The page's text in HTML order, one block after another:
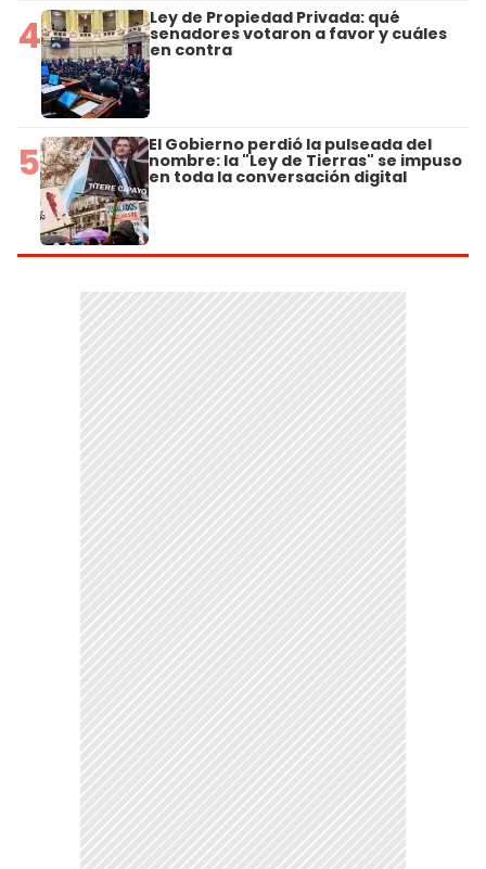
4 Ley de Propiedad Privada: qué
senadores votaron a favor y cuáles
en contra
5 El Gobierno perdió la pulseada del
nombre: la "Ley de Tierras" se impuso
en toda la conversación digital